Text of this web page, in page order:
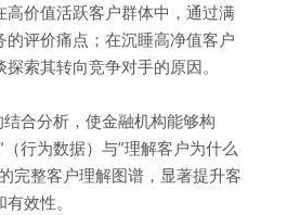
高价值活跃客户群体中，通过满
的评价痛点；在沉睡高净值客户
索其转向竞争对手的原因。
合分析，使金融机构能够构
行为数据）与”理解客户为什么
完整客户理解图谱，显著提升客
效性。